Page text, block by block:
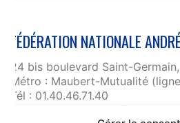
FÉDÉRATION NATIONALE
24 bis boulevard Saint-
Métro : Maubert-Mutualité
Tél : 01.40.46.71.40
fnam@maginot.asso.fr